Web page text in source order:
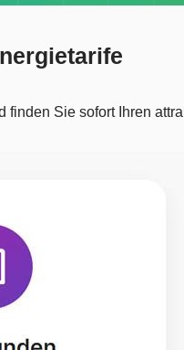
Sie sofort Ihren